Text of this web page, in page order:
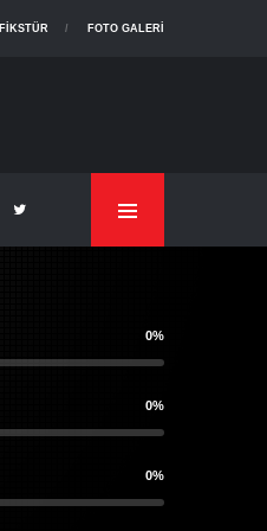
FOTO GALERI
FIKSTÜR
0%
0%
0%